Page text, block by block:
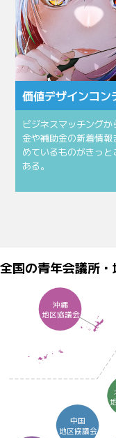
価値デザインコン
ビジネスマッチングか
金や補助金の新着情報
めているものがきっと
ある。
全国の青年会議所
沖縄
地区協議会
中国
地区協議会